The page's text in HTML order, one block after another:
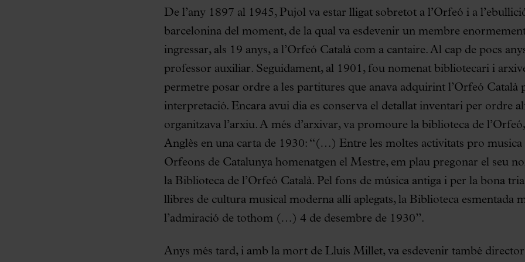
De l’any 1897 al 1945, Pujol va estar lligat sobretot a l’Orfeó i a
barcelonina del moment, de la qual va esdevenir un membre
ingressar, als 19 anys, a l’Orfeó Català com a cantaire. Al cap de pocs
professor auxiliar. Seguidament, al 1901, fou nomenat bibliotecari i
permetre posar ordre a les partitures que anava adquirint l’Orfeó Català
interpretació. Encara avui dia es conserva el detallat inventari per ordre
organitzava l’arxiu. A més d’arxivar, va promoure la biblioteca de
Anglès en una carta de 1930: “(…) Entre les moltes activitats pro musica
Orfeons de Catalunya homenatgen el Mestre, em plau pregonar el seu
la Biblioteca de l’Orfeó Català. Pel fons de música antiga i per la bona
llibres de cultura musical moderna allí aplegats, la Biblioteca esmentada
l’admiració de tothom (…) 4 de desembre de 1930”.
Anys més tard, i amb la mort de Lluís Millet, va esdevenir també